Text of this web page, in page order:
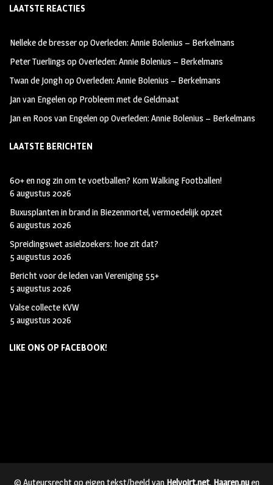
b
oo
k
ag
m
tt
LAATSTE REACTIES
Nelleke de bresseropOverleden: Annie Bolenius – Berkelmans
Peter Tuerlings opOverleden: Annie Bolenius – Berkelmans
Twan de JonghopOverleden: Annie Bolenius – Berkelmans
Jan van Engelenop Probleem met de Geldmaat
Jan en Roos van EngelenopOverleden: Annie Bolenius – Berkelmans
LAATSTE BERICHTEN
60+ en nog zin om te voetballen? Kom Walking Footballen!
6 augustus 2026
Buxusplanten in brand in Biezenmortel, vermoedelijk opzet
6 augustus 2026
Spreidingswet asielzoekers: hoe zit dat?
5 augustus 2026
Bericht voor de leden van Vereniging 55+
5 augustus 2026
Valse collecte KVW
5 augustus 2026
LIKE ONS OP FACEBOOK!
© Auteursrecht op eigen tekst/beeld van Helvoirt.net, Haaren.nuen